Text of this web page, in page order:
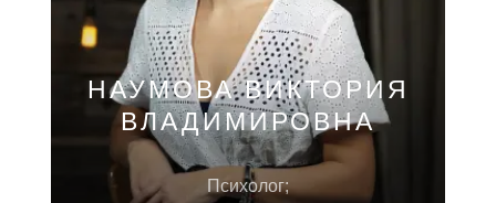
НАУМОВА ВИКТОРИЯ
ВЛАДИМИРОВНА
Психолог;